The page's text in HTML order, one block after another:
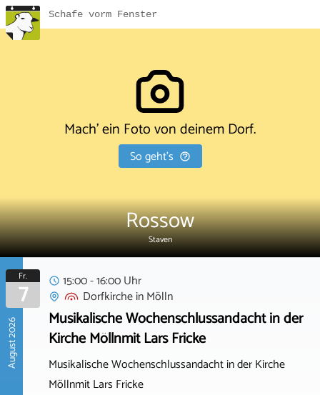
Schafe vorm Fenster
Mach' ein Foto von deinem Dorf.
So geht's
Rossow
Staven
August 2026
Fr.
7
15:00 - 16:00 Uhr
DorfkircheinMölln
Musikalische Wochenschlussandacht in der
Kirche Möllnmit Lars Fricke
Musikalische Wochenschlussandacht in der Kirche
Möllnmit Lars Fricke